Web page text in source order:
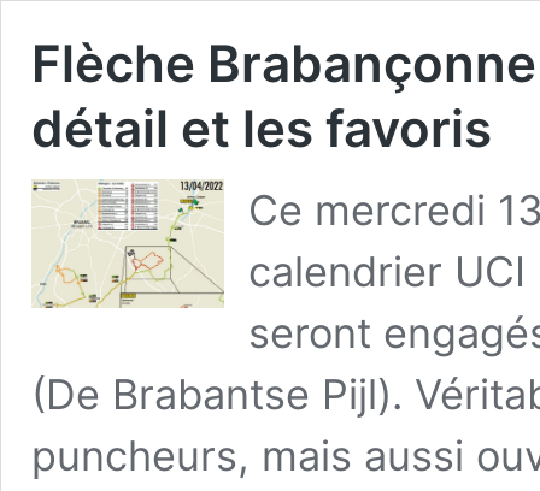
Flèche
détail et les favoris
Ce mercredi
calendrier
seront
(De Brabantse Pijl).
puncheurs, mais aussi